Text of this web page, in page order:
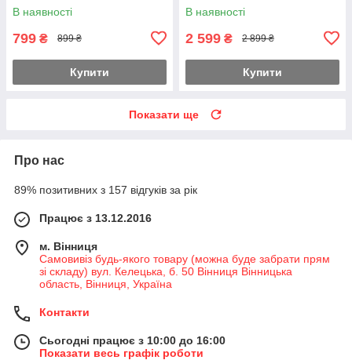
В наявності
799 ₴ 899 ₴
Купити
В наявності
2 599 ₴ 2 899 ₴
Купити
Показати ще
Про нас
89% позитивних з 157 відгуків за рік
Працює з 13.12.2016
м. Вінниця
Самовивіз будь-якого товару (можна буде забрати прям
зі складу) вул. Келецька, б. 50 Вінниця Вінницька
область, Вінниця, Україна
Контакти
Сьогодні працює з 10:00 до 16:00
Показати весь графік роботи